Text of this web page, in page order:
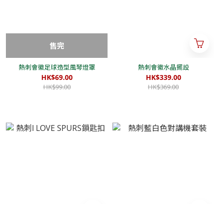
售完
熱刺會徽足球造型風琴燈罩
HK$69.00
HK$99.00
熱刺會徽水晶擺設
HK$339.00
HK$369.00